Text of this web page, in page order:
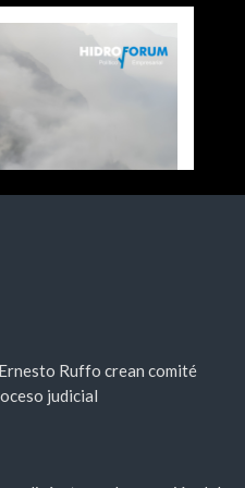
Ruffo crean comité
judicial